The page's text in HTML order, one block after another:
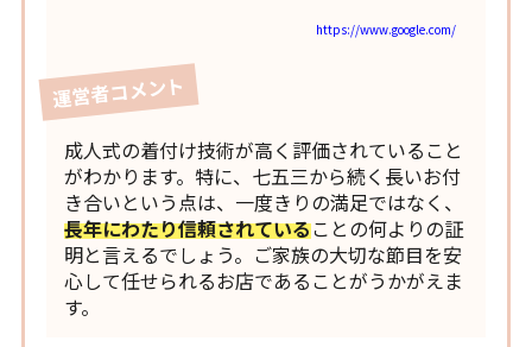
https://www.google.com/
運営者コメント
成人式の着付け技術が高く評価されていること
がわかります。特に、七五三から続く長いお付
き合いという点は、一度きりの満足ではなく、
長年にわたり信頼されていることの何よりの証
明と言えるでしょう。ご家族の大切な節目を安
心して任せられるお店であることがうかがえま
す。